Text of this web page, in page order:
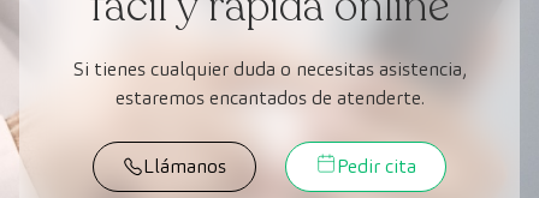
Si tienes cualquier duda o necesitas asistencia,
estaremos encantados de atenderte.
Llámanos Pedir cita